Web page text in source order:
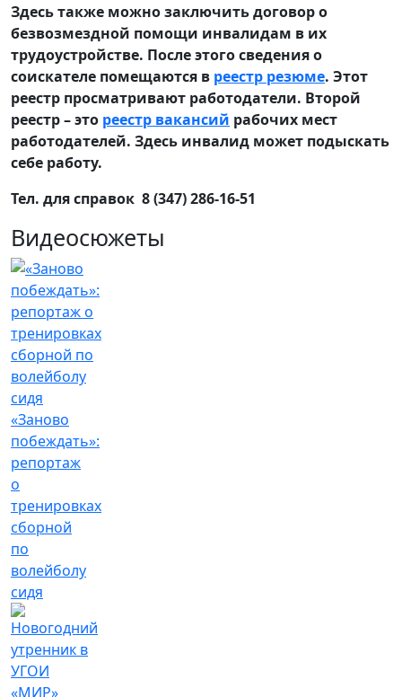
Здесь также можно заключить договор о
безвозмездной помощи инвалидам в их
трудоустройстве. После этого сведения о
соискателе помещаются в реестр резюме. Этот
реестр просматривают работодатели. Второй
реестр – это реестр вакансий рабочих мест
работодателей. Здесь инвалид может подыскать
себе работу.
Тел. для справок 8 (347) 286-16-51
Видеосюжеты
«Заново
побеждать»:
репортаж
о
тренировках
сборной
по
волейболу
сидя